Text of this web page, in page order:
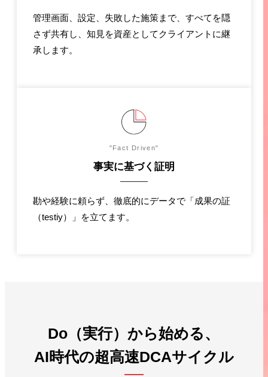
管理画面、設定、失敗した施策まで、すべてを隠
さず共有し、知見を資産としてクライアントに継
承します。
"Fact Driven"
事実に基づく証明
勘や経験に頼らず、徹底的にデータで「成果の証
（testiy）」を立てます。
Do（実行）から始める、
AI時代の超高速DCAサイクル